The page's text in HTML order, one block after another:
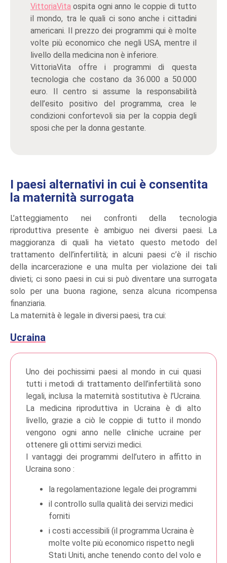
VittoriaVita ospita ogni anno le coppie di tutto
il mondo, tra le quali ci sono anche i cittadini
americani. Il prezzo dei programmi qui è molte
volte più economico che negli USA, mentre il
livello della medicina non è inferiore.
VittoriaVita offre i programmi di questa
tecnologia che costano da 36.000 a 50.000
euro. Il centro si assume la responsabilità
dell’esito positivo del programma, crea le
condizioni confortevoli sia per la coppia degli
sposi che per la donna gestante.
I paesi alternativi in cui è consentita
la maternità surrogata
L’atteggiamento nei confronti della tecnologia
riproduttiva presente è ambiguo nei diversi paesi. La
maggioranza di quali ha vietato questo metodo del
trattamento dell’infertilità; in alcuni paesi c’è il rischio
della incarcerazione e una multa per violazione dei tali
divieti; ci sono paesi in cui si può diventare una surrogata
solo per una buona ragione, senza alcuna ricompensa
finanziaria.
La maternità è legale in diversi paesi, tra cui:
Ucraina
Uno dei pochissimi paesi al mondo in cui quasi
tutti i metodi di trattamento dell’infertilità sono
legali, inclusa la maternità sostitutiva è l’Ucraina.
La medicina riproduttiva in Ucraina è di alto
livello, grazie a ciò le coppie di tutto il mondo
vengono ogni anno nelle cliniche ucraine per
ottenere gli ottimi servizi medici.
I vantaggi dei programmi dell’utero in affitto in
Ucraina sono :
la regolamentazione legale dei programmi
il controllo sulla qualità dei servizi medici
forniti
i costi accessibili (il programma Ucraina è
molte volte più economico rispetto negli
Stati Uniti, anche tenendo conto del volo e